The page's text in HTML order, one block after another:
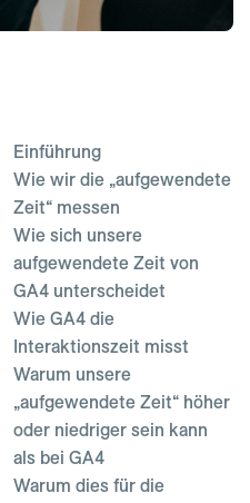
Einführung
Wie wir die „aufgewendete
Zeit“ messen
Wie sich unsere
aufgewendete Zeit von
GA4 unterscheidet
Wie GA4 die
Interaktionszeit misst
Warum unsere
„aufgewendete Zeit“ höher
oder niedriger sein kann
als bei GA4
Warum dies für die